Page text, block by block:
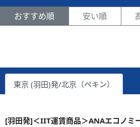
おすすめ順 安い順
東京 (羽田)発/北京（ペキン）
[羽田発]＜IIT運賃商品＞ANAエコノミ